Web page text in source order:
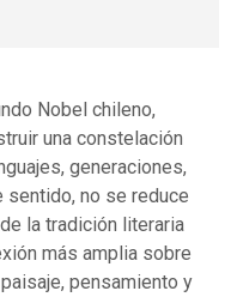
Nobel chileno,
una constelación
generaciones,
no se reduce
la tradición literaria
más amplia sobre
pensamiento y